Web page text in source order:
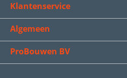
Klantenservice
Algemeen
ProBouwen BV